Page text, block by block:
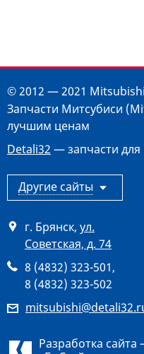
© 2012 — 2021
Запчасти Митсубиси
лучшим ценам
Detali32 — запчасти
Другие сайты
г. Брянск, ул.
Советская, д. 74
8 (4832) 323-501,
8 (4832) 323-502
Разработка сайта